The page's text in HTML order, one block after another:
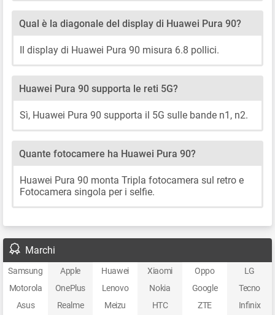
Qual è la diagonale del display di Huawei Pura 90?
Il display di Huawei Pura 90 misura 6.8 pollici.
Huawei Pura 90 supporta le reti 5G?
Sì, Huawei Pura 90 supporta il 5G sulle bande n1, n2.
Quante fotocamere ha Huawei Pura 90?
Huawei Pura 90 monta Tripla fotocamera sul retro e
Fotocamera singola per i selfie.
Marchi
Samsung Apple Huawei Xiaomi Oppo
LG
Motorola
OnePlus Lenovo Nokia Google
Tecno
Asus
Realme Meizu HTC ZTE
Infinix